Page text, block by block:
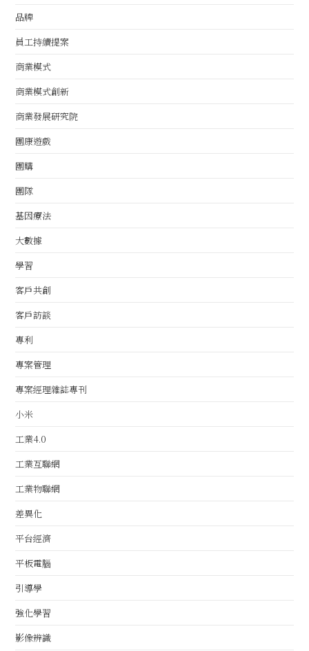
品牌
員工持續提案
商業模式
商業模式創新
商業發展研究院
團康遊戲
團購
團隊
基因療法
大數據
學習
客戶共創
客戶訪談
專利
專案管理
專案經理雜誌專刊
小米
工業4.0
工業互聯網
工業物聯網
差異化
平台經濟
平板電腦
引導學
強化學習
影像辨識